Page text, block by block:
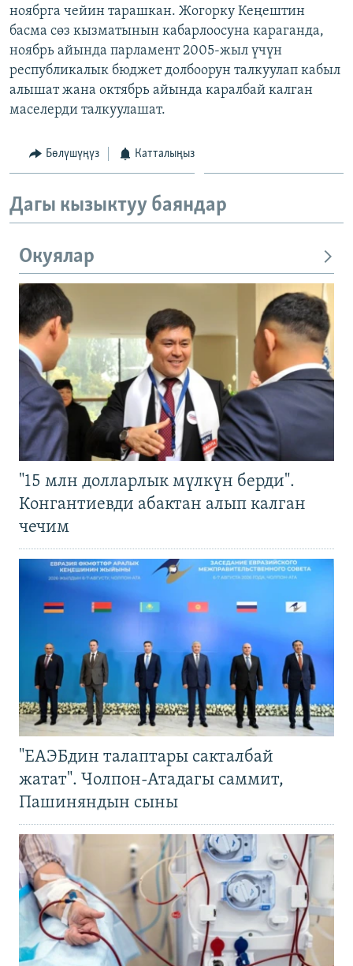
ЭЕ/АРнун бардык сайттары
ноябрга чейин тарашкан. Жогорку Кеңештин
басма сөз кызматынын кабарлоосуна караганда,
ноябрь айында парламент 2005-жыл үчүн
республикалык бюджет долбоорун талкуулап кабыл
алышат жана октябрь айында каралбай калган
маселерди талкуулашат.
Бөлүшүңүз Катталыңыз
Дагы кызыктуу баяндар
Окуялар
"15 млн долларлык мүлкүн берди".
Конгантиевди абактан алып калган
чечим
"ЕАЭБдин талаптары сакталбай
жатат". Чолпон-Атадагы саммит,
Пашиняндын сыны